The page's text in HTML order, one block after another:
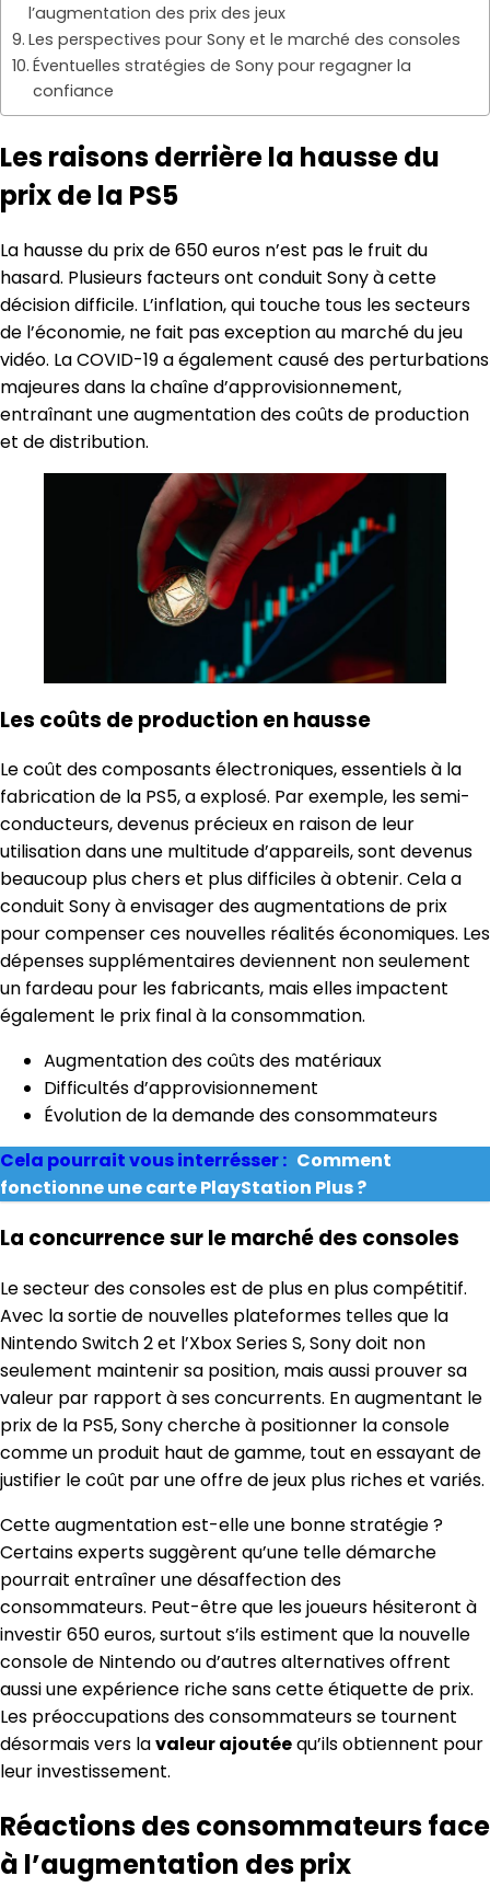
l’augmentation des prix des jeux
Les perspectives pour Sony et le marché des consoles
Éventuelles stratégies de Sony pour regagner la
confiance
Les raisons derrière la hausse du
prix de la PS5
La hausse du prix de 650 euros n’est pas le fruit du
hasard. Plusieurs facteurs ont conduit Sony à cette
décision difficile. L’inflation, qui touche tous les secteurs
de l’économie, ne fait pas exception au marché du jeu
vidéo. La COVID-19 a également causé des perturbations
majeures dans la chaîne d’approvisionnement,
entraînant une augmentation des coûts de production
et de distribution.
Les coûts de production en hausse
Le coût des composants électroniques, essentiels à la
fabrication de la PS5, a explosé. Par exemple, les semi-
conducteurs, devenus précieux en raison de leur
utilisation dans une multitude d’appareils, sont devenus
beaucoup plus chers et plus difficiles à obtenir. Cela a
conduit Sony à envisager des augmentations de prix
pour compenser ces nouvelles réalités économiques. Les
dépenses supplémentaires deviennent non seulement
un fardeau pour les fabricants, mais elles impactent
également le prix final à la consommation.
Augmentation des coûts des matériaux
Difficultés d’approvisionnement
Évolution de la demande des consommateurs
Cela pourrait vous interrésser : Comment
fonctionne une carte PlayStation Plus ?
La concurrence sur le marché des consoles
Le secteur des consoles est de plus en plus compétitif.
Avec la sortie de nouvelles plateformes telles que la
Nintendo Switch 2 et l’Xbox Series S, Sony doit non
seulement maintenir sa position, mais aussi prouver sa
valeur par rapport à ses concurrents. En augmentant le
prix de la PS5, Sony cherche à positionner la console
comme un produit haut de gamme, tout en essayant de
justifier le coût par une offre de jeux plus riches et variés.
Cette augmentation est-elle une bonne stratégie ?
Certains experts suggèrent qu’une telle démarche
pourrait entraîner une désaffection des
consommateurs. Peut-être que les joueurs hésiteront à
investir 650 euros, surtout s’ils estiment que la nouvelle
console de Nintendo ou d’autres alternatives offrent
aussi une expérience riche sans cette étiquette de prix.
Les préoccupations des consommateurs se tournent
désormais vers lavaleur ajoutéequ’ils obtiennent pour
leur investissement.
Réactions des consommateurs face
à l’augmentation des prix